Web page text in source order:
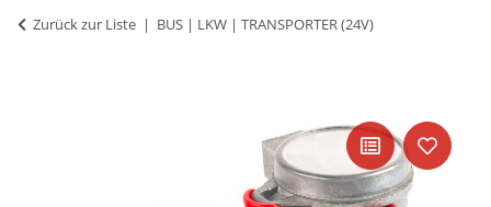
Zurück zur Liste BUS | LKW | TRANSPORTER (24V)